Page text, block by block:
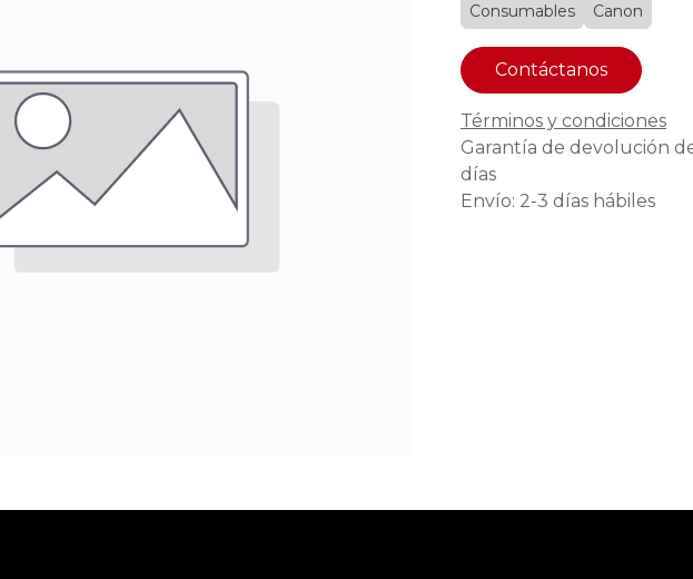
Consumables Canon
Contáctanos
Términos y condiciones
Garantía de devolución
días
Envío: 2-3 días hábiles